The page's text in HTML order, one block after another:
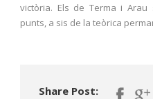
victòria. Els de Terma i
punts, a sis de la teòrica
Share Post: